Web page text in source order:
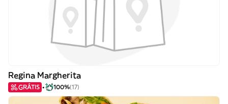
Regina Margherita
GRÁTIS 100%(17)